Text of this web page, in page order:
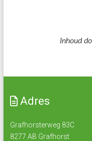
Inhoud
Adres
Grafhorsterweg 83C
8277 AB Grafhorst